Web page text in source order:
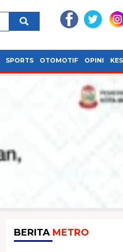
SPORTS OTOMOTIF OPINI
BERITA METRO